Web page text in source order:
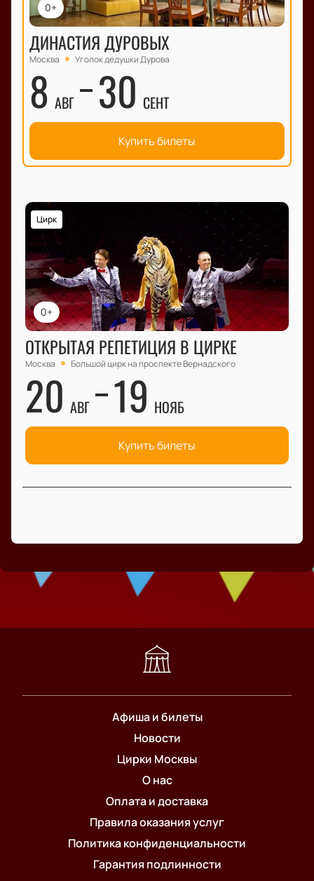
0+
ДИНАСТИЯ ДУРОВЫХ
Москва Уголок дедушки Дурова
8 АВГ 30 СЕНТ
Купить билеты
0+
Цирк
ОТКРЫТАЯ РЕПЕТИЦИЯ В ЦИРКЕ
Москва Большой цирк на проспекте Вернадского
20 АВГ 19 НОЯБ
Купить билеты
Афиша и билеты
Новости
Цирки Москвы
О нас
Оплата и доставка
Правила оказания услуг
Политика конфиденциальности
Гарантия подлинности